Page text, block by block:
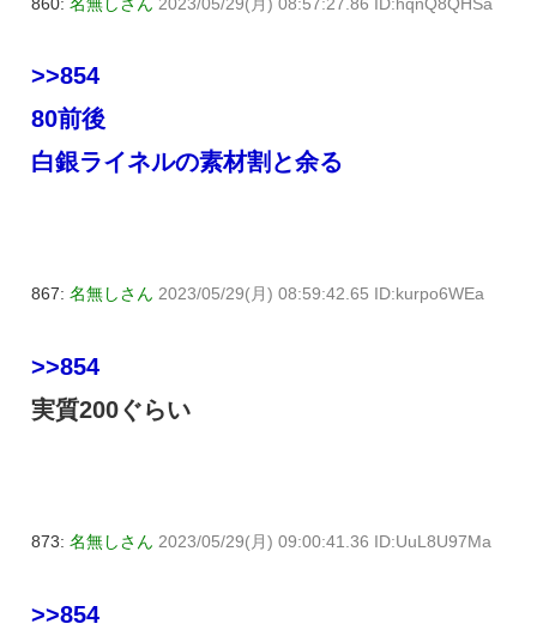
>>854
80前後
白銀ライネルの素材割と余る
867: 名無しさん 2023/05/29(月) 08:59:42.65 ID:kurpo6WEa
>>854
実質200ぐらい
873: 名無しさん 2023/05/29(月) 09:00:41.36 ID:UuL8U97Ma
>>854